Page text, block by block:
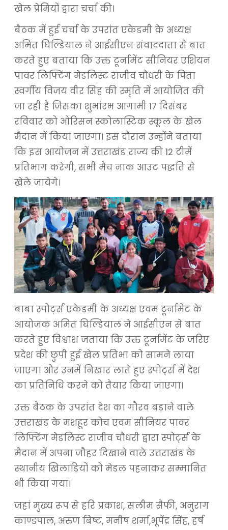
खेल प्रेमियों द्वारा चर्चा की।
बैठक में हुई चर्चा के उपरांत एकेडमी के अध्यक्ष
अमित घिल्डियाल ने आईसीएन संवाददाता से बात
करते हुए बताया कि उक्त टूर्नामेंट सीनियर एशियन
पावर लिफ्टिंग मेडलिस्ट राजीव चौधरी के पिता
स्वर्गीय विजय वीर सिंह की स्मृति में आयोजित की
जा रही है जिसका शुभांरभ आगामी 17 दिसंबर
रविवार को ओरिसन स्कोलास्टिक स्कूल के खेल
मैदान में किया जाएगा। इस दौरान उन्होंने बताया
कि इस आयोजन में उत्तराखंड राज्य की 12 टीमें
प्रतिभाग करेगी, सभी मैच नाक आउट पद्धति से
खेले जायेगे।
बाबा स्पोर्ट्स एकेडमी के अध्यक्ष एवम टूर्नामेंट के
आयोजक अमित घिल्डियाल ने आईसीएन से बात
करते हुए विश्वाश जताया कि उक्त टूर्नामेंट के जरिए
प्रदेश की छुपी हुई खेल प्रतिभा को सामने लाया
जाएगा और उनमें निखार लाते हुए स्पोर्ट्स में देश
का प्रतिनिधि करने को तैयार किया जाएगा।
उक्त बैठक के उपरांत देश का गौरव बड़ाने वाले
उत्तराखंड के मशहूर कोच एवम सीनियर पावर
लिफ्टिंग मेडलिस्ट राजीव चौधरी द्वारा स्पोर्ट्स के
मैदान में अपना जौहर दिखाने वाले उत्तराखंड के
स्थानीय खिलाड़ियों को मेडल पहनाकर सम्मानित
भी किया गया।
जहां मुख्य रूप से हरि प्रकाश, सलीम सैफी, अनुराग
काण्डपाल, अरुण बिष्ट, मनीष शर्मा,भूपेंद्र सिंह, हर्ष